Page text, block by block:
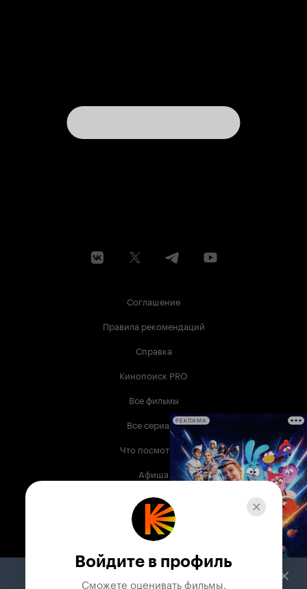
Соглашение
Правила рекомендаций
Справка
Кинопоиск PRO
Все фильмы
Все сериалы
Что посмотреть
Афиша
Музыка
Телепрограмма
Служба поддержки
РЕКЛАМА
Войдите в профиль
Сможете оценивать фильмы,